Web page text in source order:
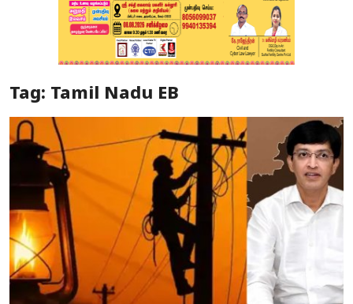
Special Story
Business
Crime
Tamilnadu
National
Tag: Tamil Nadu EB